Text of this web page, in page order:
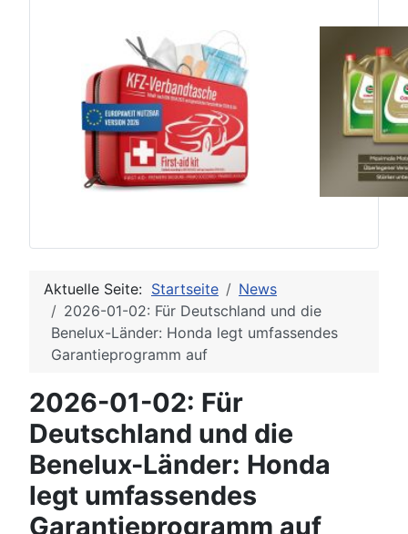
Aktuelle Seite: Startseite
News
2026-01-02: Für Deutschland und die
Benelux-Länder: Honda legt umfassendes
Garantieprogramm auf
2026-01-02: Für
Deutschland und die
Benelux-Länder: Honda
legt umfassendes
Garantieprogramm auf